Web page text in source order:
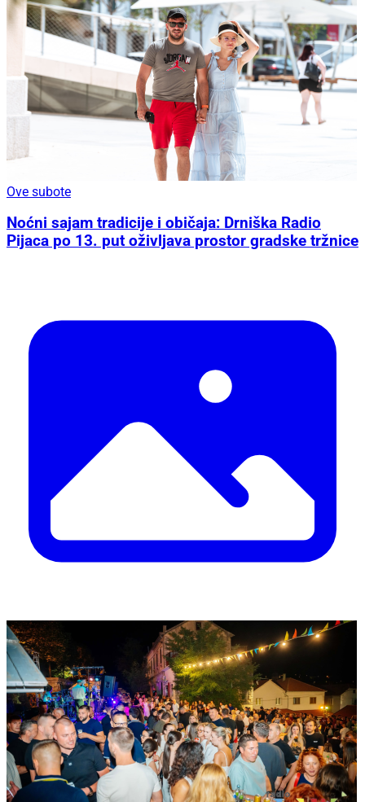
Ove subote
Noćni sajam tradicije i običaja: Drniška Radio
Pijaca po 13. put oživljava prostor gradske tržnice